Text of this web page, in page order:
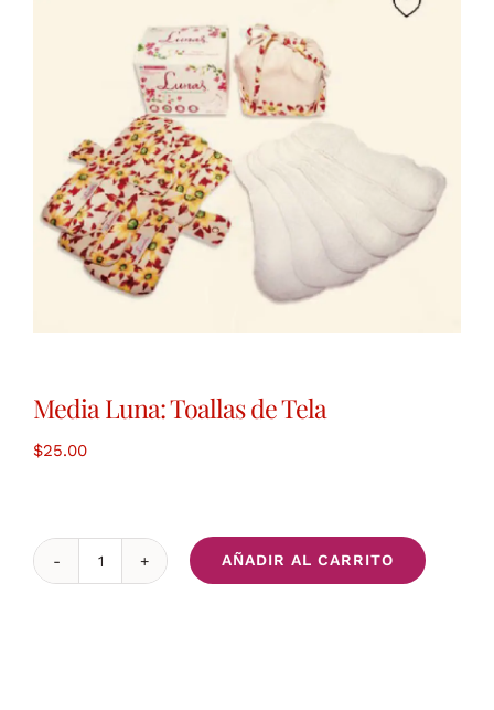
Media Luna: Toallas de Tela
$25.00
Media
AÑADIR AL CARRITO